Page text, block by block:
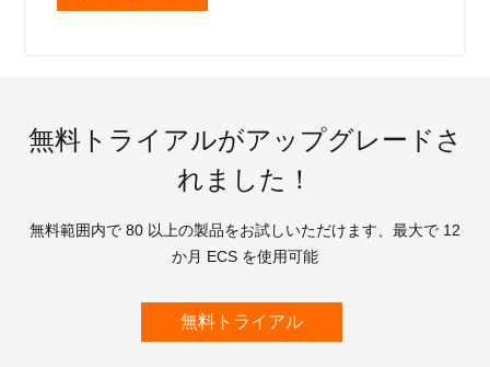
無料トライアルがアップグレードさ
れました！
無料範囲内で 80 以上の製品をお試しいただけます、最大で 12
か月 ECS を使用可能
無料トライアル